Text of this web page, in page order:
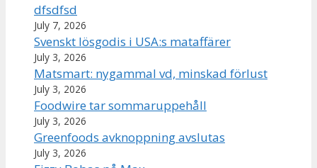
dfsdfsd
July 7, 2026
Svenskt lösgodis i USA:s mataffärer
July 3, 2026
Matsmart: nygammal vd, minskad förlust
July 3, 2026
Foodwire tar sommaruppehåll
July 3, 2026
Greenfoods avknoppning avslutas
July 3, 2026